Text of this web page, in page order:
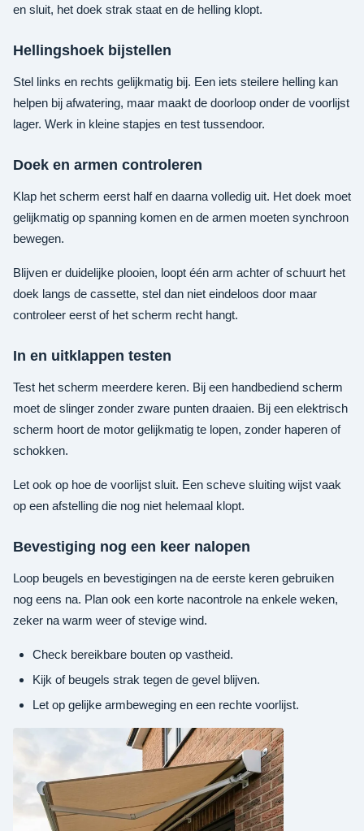
en sluit, het doek strak staat en de helling klopt.
Hellingshoek bijstellen
Stel links en rechts gelijkmatig bij. Een iets steilere helling kan
helpen bij afwatering, maar maakt de doorloop onder de voorlijst
lager. Werk in kleine stapjes en test tussendoor.
Doek en armen controleren
Klap het scherm eerst half en daarna volledig uit. Het doek moet
gelijkmatig op spanning komen en de armen moeten synchroon
bewegen.
Blijven er duidelijke plooien, loopt één arm achter of schuurt het
doek langs de cassette, stel dan niet eindeloos door maar
controleer eerst of het scherm recht hangt.
In en uitklappen testen
Test het scherm meerdere keren. Bij een handbediend scherm
moet de slinger zonder zware punten draaien. Bij een elektrisch
scherm hoort de motor gelijkmatig te lopen, zonder haperen of
schokken.
Let ook op hoe de voorlijst sluit. Een scheve sluiting wijst vaak
op een afstelling die nog niet helemaal klopt.
Bevestiging nog een keer nalopen
Loop beugels en bevestigingen na de eerste keren gebruiken
nog eens na. Plan ook een korte nacontrole na enkele weken,
zeker na warm weer of stevige wind.
Check bereikbare bouten op vastheid.
Kijk of beugels strak tegen de gevel blijven.
Let op gelijke armbeweging en een rechte voorlijst.